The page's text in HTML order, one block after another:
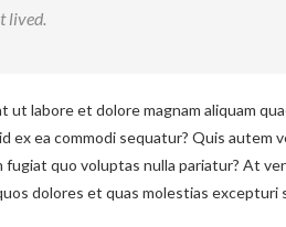
lived.
ut labore et dolore magnam aliquam
ex ea commodi sequatur? Quis
quo voluptas nulla pariatur? At
dolores et quas molestias